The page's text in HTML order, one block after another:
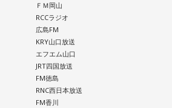
ＦＭ岡山
RCCラジオ
広島FM
KRY山口放送
エフエム山口
JRT四国放送
FM徳島
RNC西日本放送
FM香川